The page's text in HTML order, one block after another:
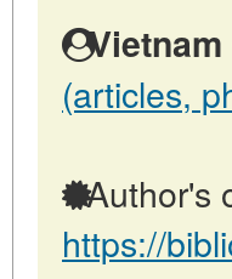
(articles,
Author's
https://